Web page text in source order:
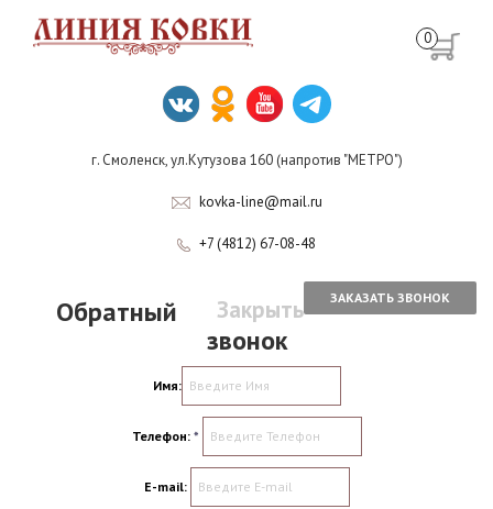
г. Смоленск, ул.Кутузова 160 (напротив "МЕТРО")
kovka-line@mail.ru
+7 (4812) 67-08-48
ЗАКАЗАТЬ ЗВОНОК
Закрыть
Обратный
звонок
Имя:
Телефон: *
E-mail:
0